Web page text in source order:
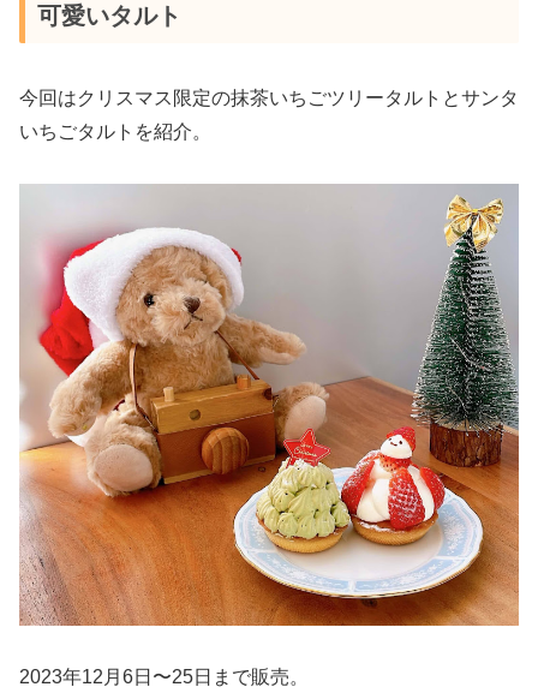
可愛いタルト
今回はクリスマス限定の抹茶いちごツリータルトとサンタ
いちごタルトを紹介。
2023年12月6日〜25日まで販売。